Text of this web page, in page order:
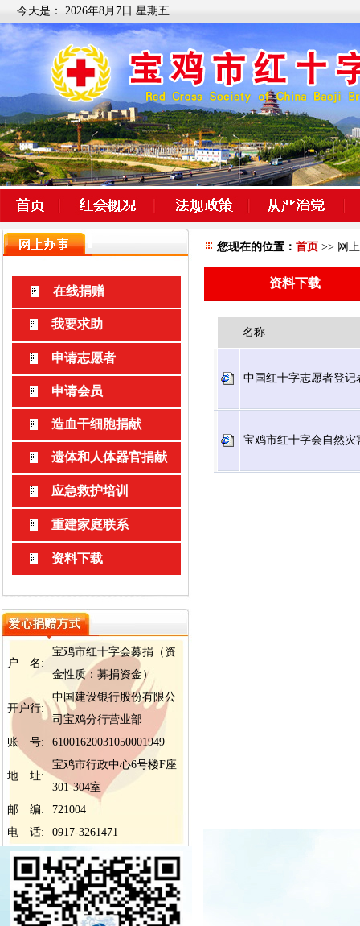
今天是： 2026年8月7日 星期五
在线捐赠
我要求助
申请志愿者
申请会员
造血干细胞捐献
遗体和人体器官捐献
应急救护培训
重建家庭联系
资料下载
户 名:
宝鸡市红十字会募捐（资
金性质：募捐资金）
开户行:
中国建设银行股份有限公
司宝鸡分行营业部
账 号:
61001620031050001949
地 址:
宝鸡市行政中心6号楼F座
301-304室
邮 编:
721004
电 话:
0917-3261471
您现在的位置： 首页 >> 网
资料下载
名称
中国红十字志愿者登记
宝鸡市红十字会自然灾